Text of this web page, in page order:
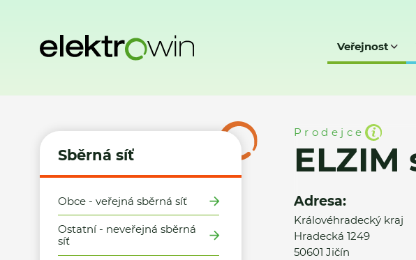
Veřejnost
Sběrná síť
Obce - veřejná sběrná síť
Ostatní - neveřejná sběrná
síť
Prodejce
ELZIM
Adresa:
Královéhradecký kraj
Hradecká 1249
50601 Jičín